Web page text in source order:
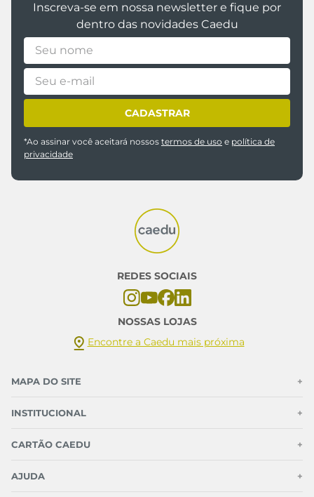
Inscreva-se em nossa newsletter e fique por
dentro das novidades Caedu
CADASTRAR
*Ao assinar você aceitará nossos termos de uso e política de
privacidade
REDES SOCIAIS
NOSSAS LOJAS
Encontre a Caedu mais próxima
MAPA DO SITE +
INSTITUCIONAL +
CARTÃO CAEDU +
AJUDA +